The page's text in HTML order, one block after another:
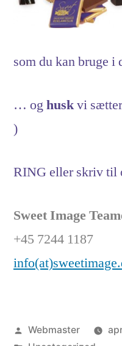
som du kan bruge
… oghuskvi sætter
)
RING eller skriv til
Sweet Image
+45 7244 1187
Posted
Webmaster